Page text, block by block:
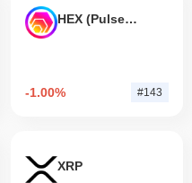
HEX (Pulsechain)
-1.00% #143
XRP